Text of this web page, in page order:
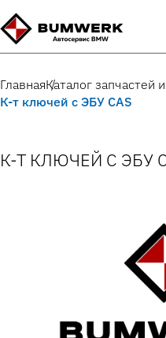
ГлавнаяКаталог запчастей
К-т ключей с ЭБУ CAS
К-Т КЛЮЧЕЙ С ЭБУ